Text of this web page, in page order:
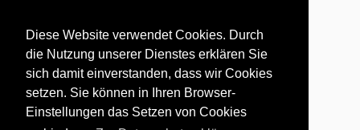
Diese Website verwendet Cookies. Durch
die Nutzung unserer Dienstes erklären Sie
sich damit einverstanden, dass wir Cookies
setzen. Sie können in Ihren Browser-
Einstellungen das Setzen von Cookies